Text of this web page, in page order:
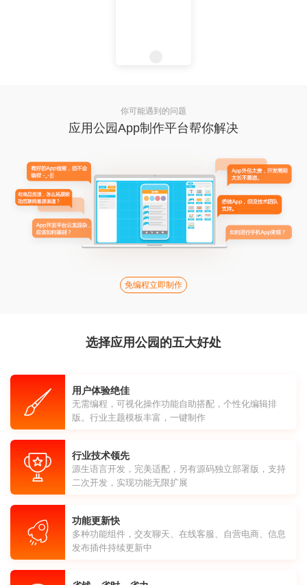
你可能遇到的问题
应用公园App制作平台帮你解决
免编程立即制作
选择应用公园的五大好处
用户体验绝佳
无需编程，可视化操作功能自助搭配，个性化编辑排
版。行业主题模板丰富，一键制作
行业技术领先
源生语言开发，完美适配，另有源码独立部署版，支持
二次开发，实现功能无限扩展
功能更新快
多种功能组件，交友聊天、在线客服、自营电商、信息
发布插件持续更新中